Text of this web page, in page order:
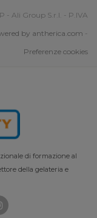
- Ali Group S.r.l. - P.IVA
by antherica.com -
Preferenze cookies
di formazione al
della gelateria e